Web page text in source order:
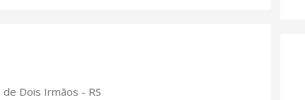
Dois Irmãos - RS